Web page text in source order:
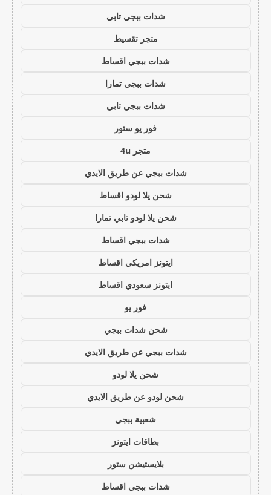
شدات ببجي تابي
متجر تقسيط
شدات ببجي اقساط
شدات ببجي تمارا
شدات ببجي تابي
فور يو ستور
متجر 4u
شدات ببجي عن طريق الايدي
شحن يلا لودو اقساط
شحن يلا لودو تابي تمارا
شدات ببجي اقساط
ايتونز امريكي اقساط
ايتونز سعودي اقساط
فور يو
شحن شدات ببجي
شدات ببجي عن طريق الايدي
شحن يلا لودو
شحن لودو عن طريق الايدي
شعبية ببجي
بطاقات ايتونز
بلايستيشن ستور
شدات ببجي اقساط